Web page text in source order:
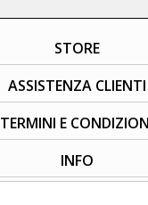
STORE
ASSISTENZA CLIENTI
TERMINI E
INFO